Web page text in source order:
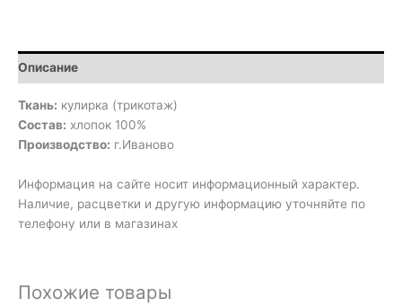
Описание
Ткань: кулирка (трикотаж)
Состав: хлопок 100%
Производство: г.Иваново
Информация на сайте носит информационный характер.
Наличие, расцветки и другую информацию уточняйте по
телефону или в магазинах
Похожие товары